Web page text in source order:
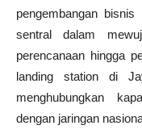
pengembangan
sentral dalam
perencanaan hingga
landing station di
menghubungkan
dengan jaringan